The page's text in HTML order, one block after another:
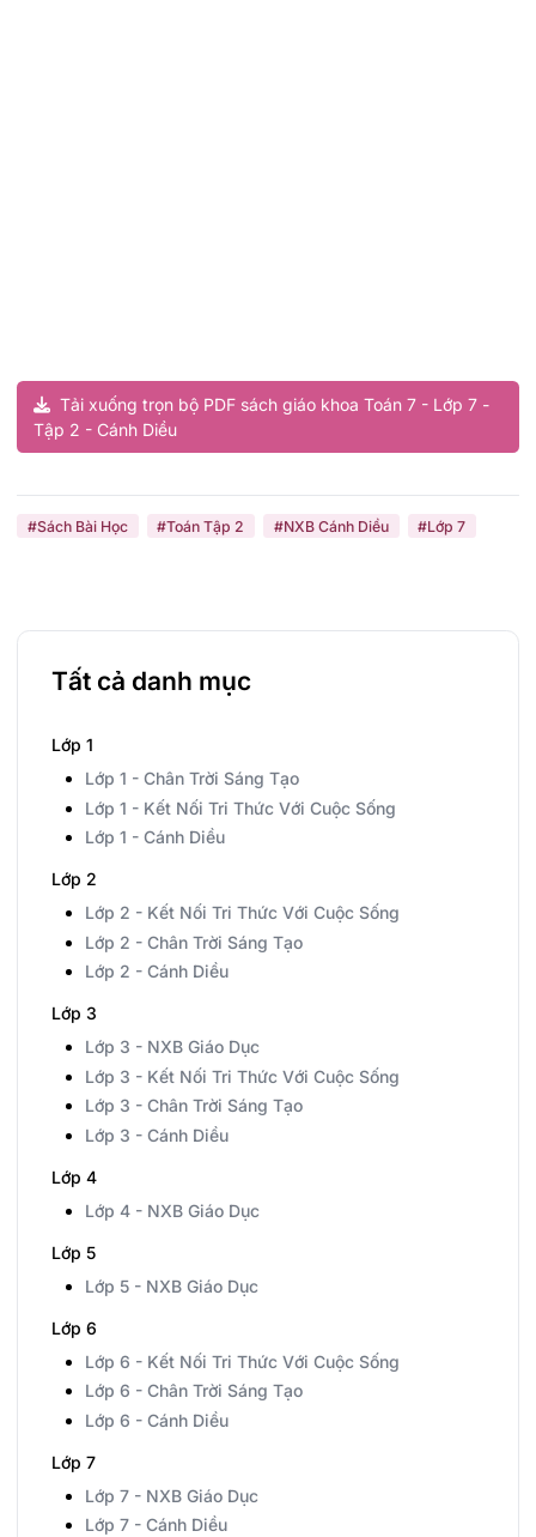
Tải xuống trọn bộ PDF sách giáo khoa Toán 7 - Lớp 7 -
Tập 2 - Cánh Diều
#Sách Bài Học #Toán Tập 2 #NXB Cánh Diều #Lớp 7
Tất cả danh mục
Lớp 1
Lớp 1 - Chân Trời Sáng Tạo
Lớp 1 - Kết Nối Tri Thức Với Cuộc Sống
Lớp 1 - Cánh Diều
Lớp 2
Lớp 2 - Kết Nối Tri Thức Với Cuộc Sống
Lớp 2 - Chân Trời Sáng Tạo
Lớp 2 - Cánh Diều
Lớp 3
Lớp 3 - NXB Giáo Dục
Lớp 3 - Kết Nối Tri Thức Với Cuộc Sống
Lớp 3 - Chân Trời Sáng Tạo
Lớp 3 - Cánh Diều
Lớp 4
Lớp 4 - NXB Giáo Dục
Lớp 5
Lớp 5 - NXB Giáo Dục
Lớp 6
Lớp 6 - Kết Nối Tri Thức Với Cuộc Sống
Lớp 6 - Chân Trời Sáng Tạo
Lớp 6 - Cánh Diều
Lớp 7
Lớp 7 - NXB Giáo Dục
Lớp 7 - Cánh Diều